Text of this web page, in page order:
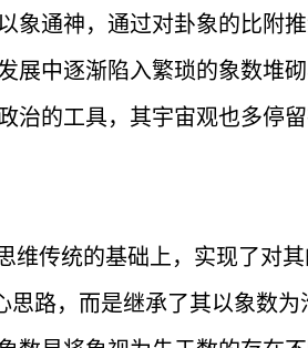
象通神，通过对卦象的比附
展中逐渐陷入繁琐的象数堆
治的工具，其宇宙观也多停
传统的基础上，实现了对
思路，而是继承了其以象数